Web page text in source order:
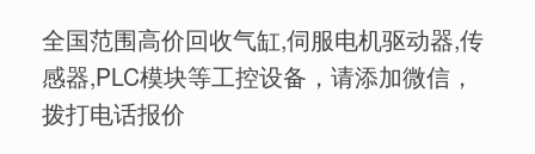
全国范围高价回收气缸,伺服电机驱动器,传
感器,PLC模块等工控设备，请添加微信，
拨打电话报价